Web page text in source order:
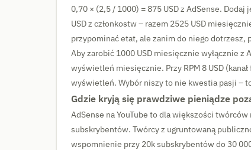
0,70 × (2,5 / 1000) = 875 USD z AdSense.
USD z członkostw – razem 2525 USD
przypominać etat, ale zanim do niego
Aby zarobić 1000 USD miesięcznie wyłącznie z
wyświetleń miesięcznie. Przy RPM 8 USD
wyświetleń. Wybór niszy to nie kwestia pasji –
Gdzie kryją się prawdziwe pieniądze
AdSense na YouTube to dla większości
subskrybentów. Twórcy z ugruntowaną
wspomnienie przy 20k subskrybentów do 30